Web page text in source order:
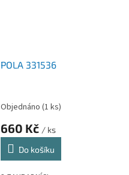
POLA 331536
Objednáno (1 ks)
660 Kč / ks
Do košíku